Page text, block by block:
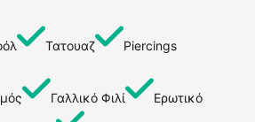
Τατουαζ
Piercings
Γαλλικό Φιλί Ερωτικό